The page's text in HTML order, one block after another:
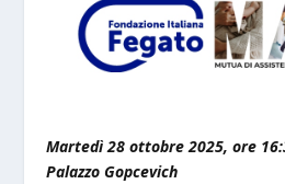
Martedì 28 ottobre 2025, ore
Palazzo Gopcevich